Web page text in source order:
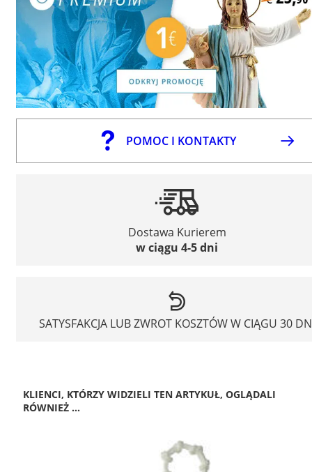
POMOC I KONTAKTY
Dostawa Kurierem
w ciągu 4-5 dni
SATYSFAKCJA LUB ZWROT KOSZTÓW W CIĄGU 30
KLIENCI, KTÓRZY WIDZIELI TEN ARTYKUŁ, OGLĄDALI
RÓWNIEŻ ...